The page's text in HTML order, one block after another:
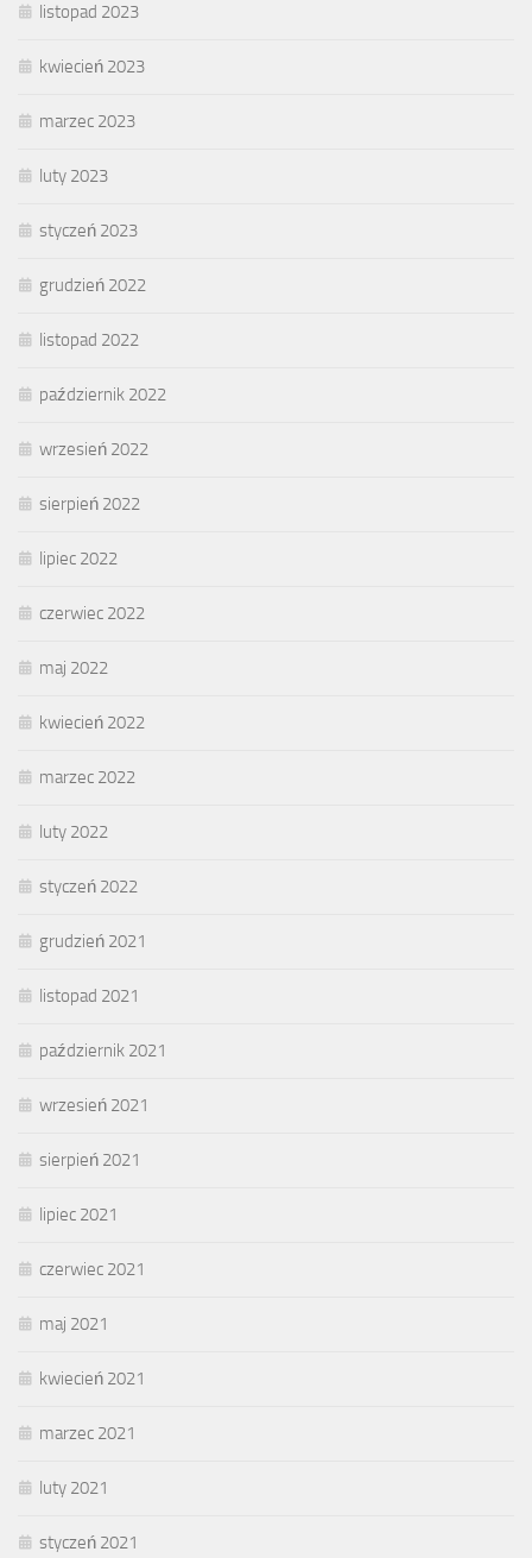
listopad 2023
kwiecień 2023
marzec 2023
luty 2023
styczeń 2023
grudzień 2022
listopad 2022
październik 2022
wrzesień 2022
sierpień 2022
lipiec 2022
czerwiec 2022
maj 2022
kwiecień 2022
marzec 2022
luty 2022
styczeń 2022
grudzień 2021
listopad 2021
październik 2021
wrzesień 2021
sierpień 2021
lipiec 2021
czerwiec 2021
maj 2021
kwiecień 2021
marzec 2021
luty 2021
styczeń 2021